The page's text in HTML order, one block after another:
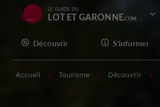
LE GUIDE DU
LOT ET GARONNE
Découvrir S'informer
Accueil Tourisme Découvrir